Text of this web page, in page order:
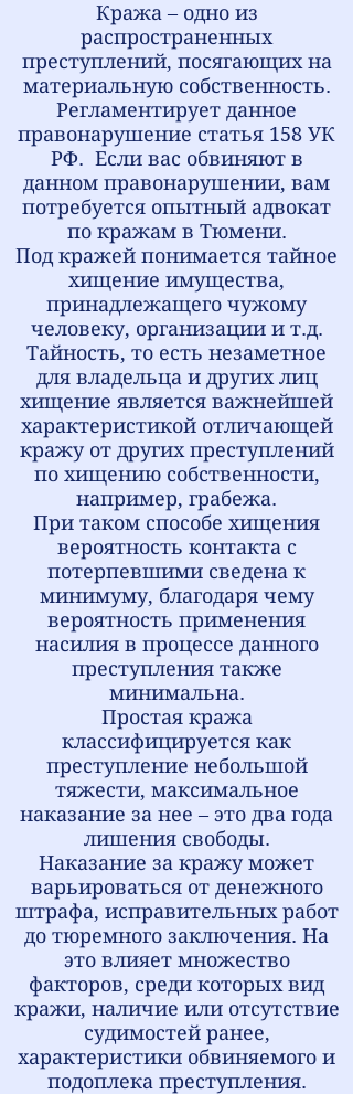
Кража – одно из
распространенных
преступлений, посягающих на
материальную собственность.
Регламентирует данное
правонарушение статья 158 УК
РФ. Если вас обвиняют в
данном правонарушении, вам
потребуется опытный адвокат
по кражам в Тюмени.
Под кражей понимается тайное
хищение имущества,
принадлежащего чужому
человеку, организации и т.д.
Тайность, то есть незаметное
для владельца и других лиц
хищение является важнейшей
характеристикой отличающей
кражу от других преступлений
по хищению собственности,
например, грабежа.
При таком способе хищения
вероятность контакта с
потерпевшими сведена к
минимуму, благодаря чему
вероятность применения
насилия в процессе данного
преступления также
минимальна.
Простая кража
классифицируется как
преступление небольшой
тяжести, максимальное
наказание за нее – это два года
лишения свободы.
Наказание за кражу может
варьироваться от денежного
штрафа, исправительных работ
до тюремного заключения. На
это влияет множество
факторов, среди которых вид
кражи, наличие или отсутствие
судимостей ранее,
характеристики обвиняемого и
подоплека преступления.